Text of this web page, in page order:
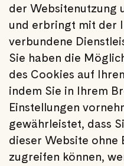
der Websitenutzung
und erbringt mit der
verbundene
Sie haben die
des Cookies auf
indem Sie in Ihrem
Einstellungen
gewährleistet, dass
dieser Website ohne
zugreifen können,